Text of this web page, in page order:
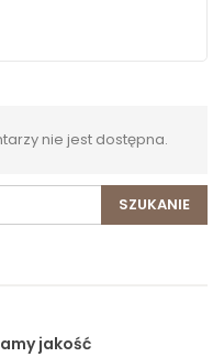
nie jest dostępna.
jakość